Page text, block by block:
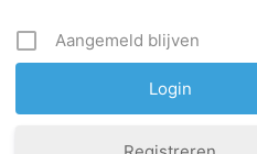
Aangemeld blijven